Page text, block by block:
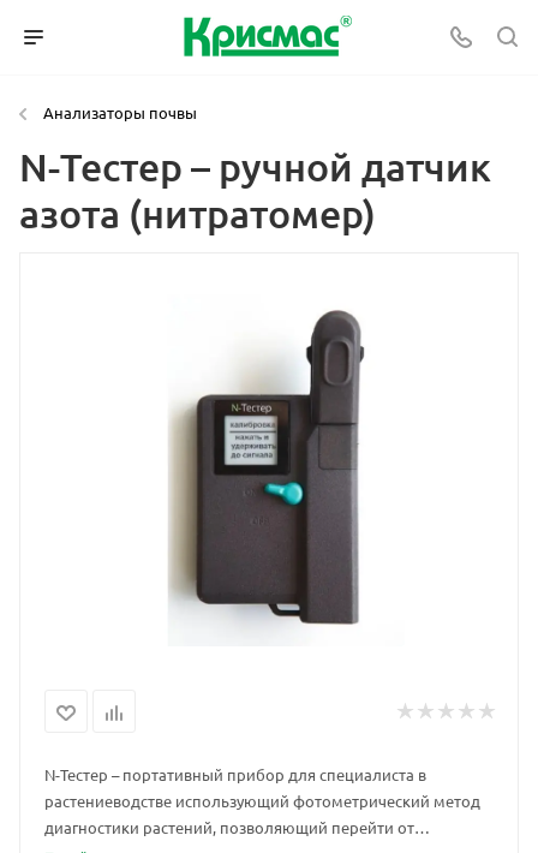
Анализаторы почвы
N-Тестер – ручной датчик
азота (нитратомер)
N-Тестер – портативный прибор для специалиста в
растениеводстве использующий фотометрический метод
диагностики растений, позволяющий перейти от